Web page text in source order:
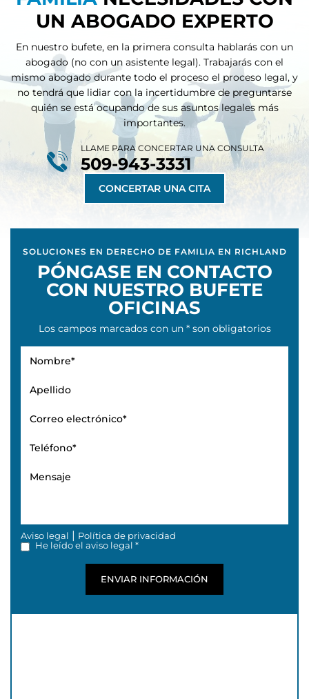
UN ABOGADO EXPERTO
En nuestro bufete, en la primera consulta hablarás con un
abogado (no con un asistente legal). Trabajarás con el
mismo abogado durante todo el proceso el proceso legal, y
no tendrá que lidiar con la incertidumbre de preguntarse
quién se está ocupando de sus asuntos legales más
importantes.
CONCERTAR UNA CITA
LLAME PARA CONCERTAR UNA CONSULTA
509-943-3331
SOLUCIONES EN DERECHO DE FAMILIA EN RICHLAND
PÓNGASE EN CONTACTO
CON NUESTRO BUFETE
OFICINAS
Los campos marcados con un * son obligatorios
Aviso legal | Política de privacidad
He leído el aviso legal *